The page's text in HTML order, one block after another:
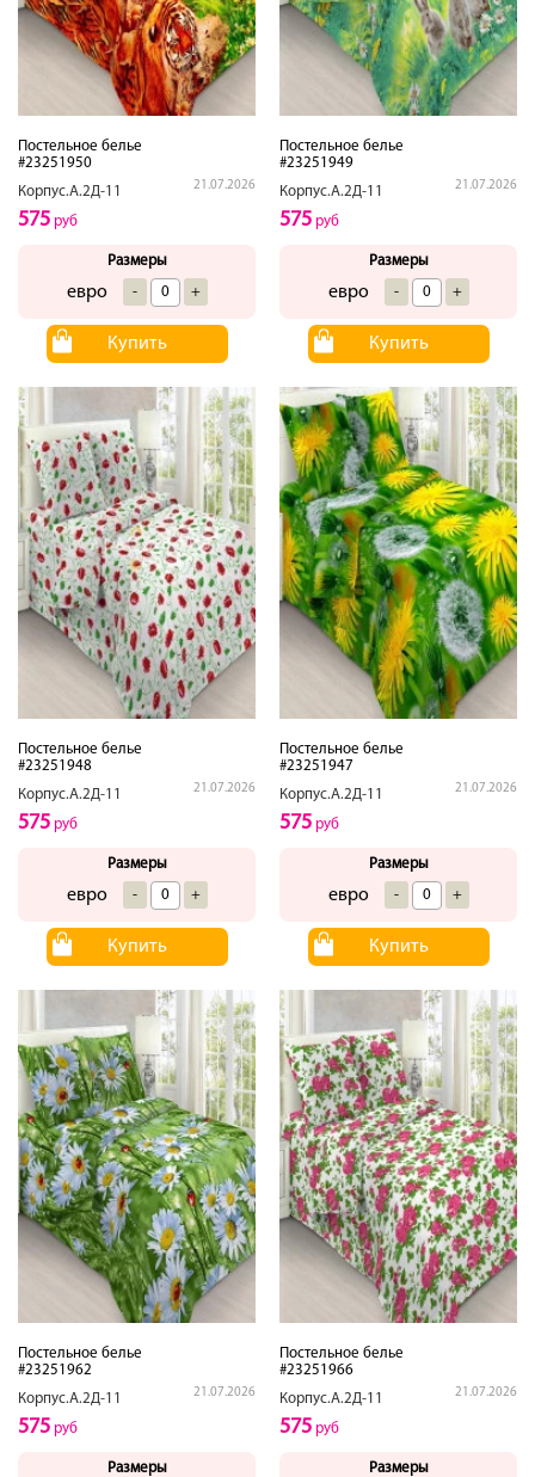
Постельное белье
#23251950
Корпус.А.2Д-11
21.07.2026
575 руб
Размеры
евро - +
Купить
Постельное белье
#23251949
Корпус.А.2Д-11
21.07.2026
575 руб
Размеры
евро - +
Купить
Постельное белье
#23251948
Корпус.А.2Д-11
21.07.2026
575 руб
Размеры
евро - +
Купить
Постельное белье
#23251947
Корпус.А.2Д-11
21.07.2026
575 руб
Размеры
евро - +
Купить
Постельное белье
#23251962
Корпус.А.2Д-11
21.07.2026
575 руб
Размеры
Постельное белье
#23251966
Корпус.А.2Д-11
21.07.2026
575 руб
Размеры